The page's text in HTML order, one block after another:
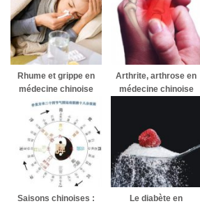
Rhume et grippe en
médecine chinoise
Arthrite, arthrose en
médecine chinoise
Saisons chinoises :
Le diabète en